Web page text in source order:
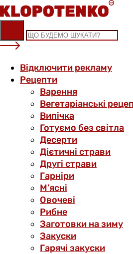
Skip
to
content
Відключити рекламу
Рецепти
Варення
Вегетаріанські
Випічка
Готуємо без світла
Десерти
Дієтичні страви
Другі страви
Гарніри
М’ясні
Овочеві
Рибне
Заготовки на зиму
Закуски
Гарячі закуски